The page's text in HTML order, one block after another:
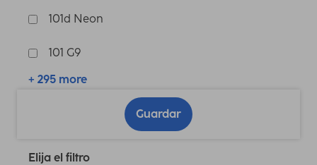
101d Neon
101 G9
+ 295 more
Guardar
Elija el filtro